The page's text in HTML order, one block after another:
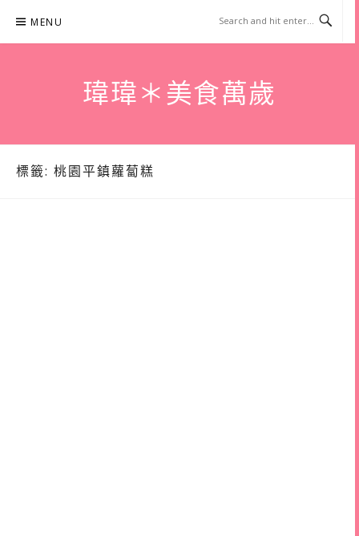
content
MENU
瑋瑋＊美食萬歲
標籤: 桃園平鎮蘿蔔糕